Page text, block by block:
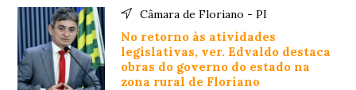
Câmara de Floriano - PI
No retorno às atividades
legislativas, ver. Edvaldo destaca
obras do governo do estado na
zona rural de Floriano